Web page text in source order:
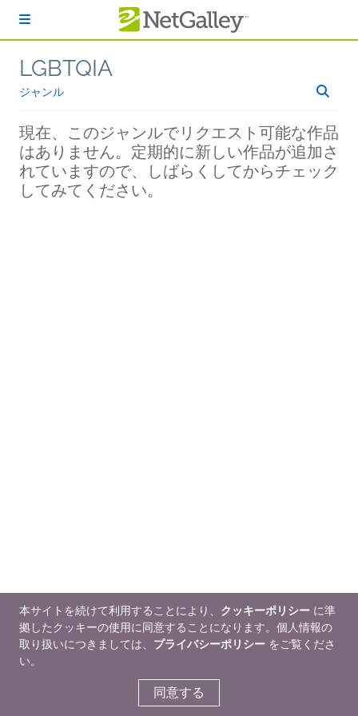
LGBTQIA
ジャンル
現在、このジャンルでリクエスト可能な作品
はありません。定期的に新しい作品が追加さ
れていますので、しばらくしてからチェック
してみてください。
本サイトを続けて利用することにより、 クッキーポリシー に準
拠したクッキーの使用に同意することになります。個人情報の
取り扱いにつきましては、 プライバシーポリシー をご覧くださ
い。
同意する